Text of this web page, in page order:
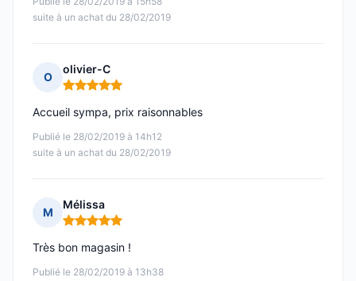
suite à un achat du 28/02/2019
O
olivier-C
Note : 5 sur 5
Publié le 28/02/2019 à 14h12
suite à un achat du 28/02/2019
Accueil sympa, prix raisonnables
M
Mélissa
Note : 5 sur 5
Publié le 28/02/2019 à 13h38
Très bon magasin !